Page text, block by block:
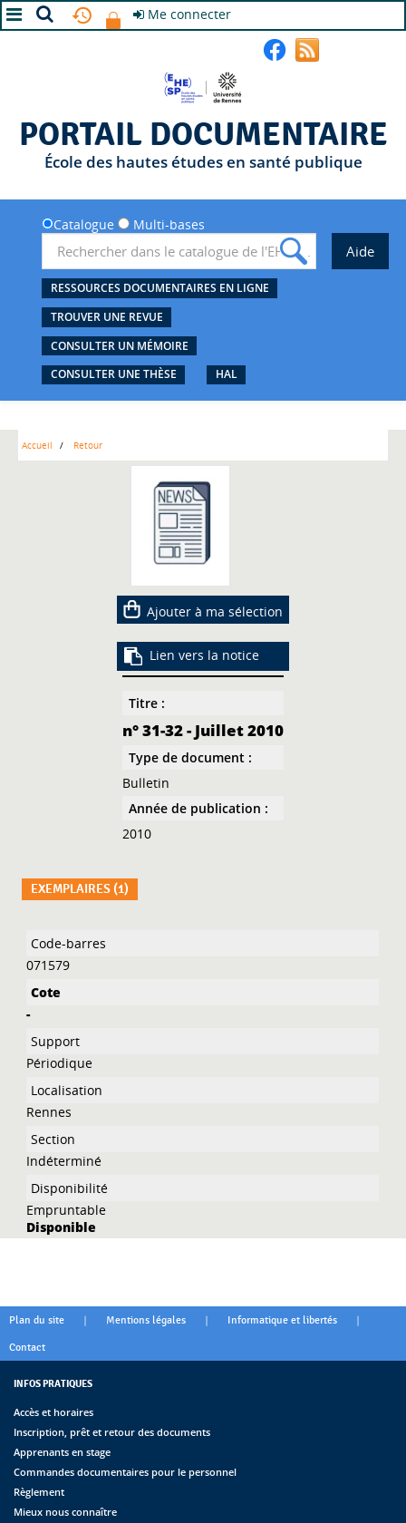
Me connecter
PORTAIL DOCUMENTAIRE
École des hautes études en santé publique
Catalogue Multi-bases
RESSOURCES DOCUMENTAIRES EN LIGNE
TROUVER UNE REVUE
CONSULTER UN MÉMOIRE
CONSULTER UNE THÈSE
HAL
Accueil Retour
Ajouter à ma sélection
Lien vers la notice
Titre :
n° 31-32 - Juillet 2010
Type de document :
Bulletin
Année de publication :
2010
EXEMPLAIRES (1)
Liste des exemplaires
071579
-
Périodique
Rennes
Indéterminé
Empruntable
Disponible
Plan du site | Mentions légales | Informatique et libertés |
Contact
INFOS PRATIQUES
Accès et horaires
Inscription, prêt et retour des documents
Apprenants en stage
Commandes documentaires pour le personnel
Règlement
Mieux nous connaître